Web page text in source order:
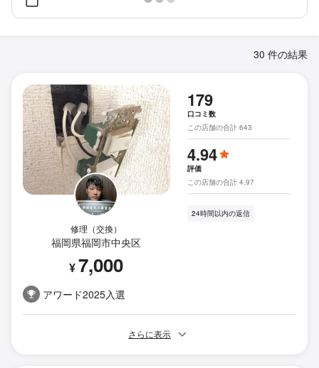
30 件の結果
修理（交換）
福岡県福岡市中央区
¥7,000
アワード2025入選
179
口コミ数
この店舗の合計 643
4.94
評価
この店舗の合計 4.97
24時間以内の返信
さらに表示